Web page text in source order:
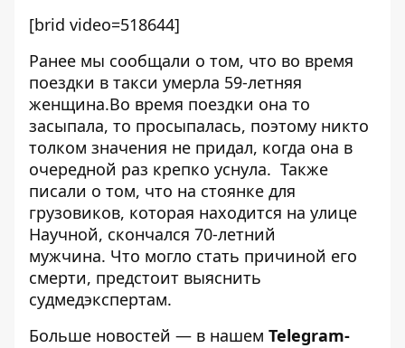
[brid video=518644]
Ранее мы сообщали о том, что во время
поездки в такси умерла 59-летняя
женщина.Во время поездки она то
засыпала, то просыпалась, поэтому никто
толком значения не придал, когда она в
очередной раз крепко уснула. Также
писали о том, что на стоянке для
грузовиков, которая находится на улице
Научной, скончался 70-летний
мужчина. Что могло стать причиной его
смерти, предстоит выяснить
судмедэкспертам.
Больше новостей — в нашем Telegram-